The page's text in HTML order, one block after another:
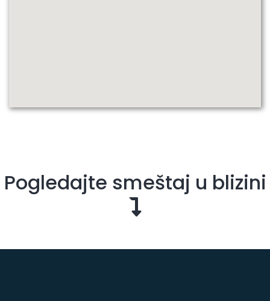
Pogledajte smeštaj u blizini